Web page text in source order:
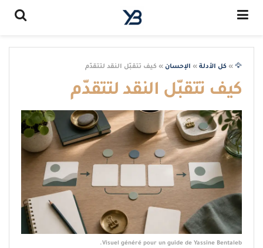
🦅
» كل الأدلة » الإحسان » كيف تتقبّل النقد لتتقدّم
كيف تتقبّل النقد لتتقدّم
Visuel généré pour un guide de Yassine Bentaleb.